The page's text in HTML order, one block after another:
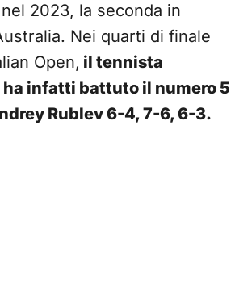
2023, la seconda in
Nei quarti di finale
Open, il tennista
infatti battuto il numero 5
Rublev 6-4, 7-6, 6-3.